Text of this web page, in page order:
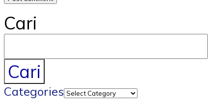
Cari
Cari
Categories